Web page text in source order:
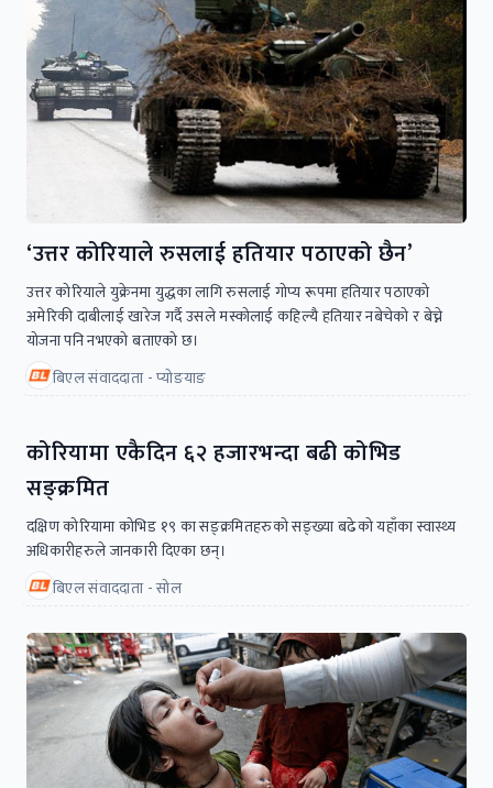
‘उत्तर कोरियाले रुसलाई हतियार पठाएको छैन’
उत्तर कोरियाले युक्रेनमा युद्धका लागि रुसलाई गोप्य रूपमा हतियार पठाएको
अमेरिकी दाबीलाई खारेज गर्दै उसले मस्कोलाई कहिल्यै हतियार नबेचेको र बेच्ने
योजना पनि नभएको बताएको छ।
बिएल संवाददाता - प्योङयाङ
कोरियामा एकैदिन ६२ हजारभन्दा बढी कोभिड
सङ्क्रमित
दक्षिण कोरियामा कोभिड १९ का सङ्क्रमितहरुको सङ्ख्या बढेको यहाँका स्वास्थ्य
अधिकारीहरुले जानकारी दिएका छन्।
बिएल संवाददाता - सोल